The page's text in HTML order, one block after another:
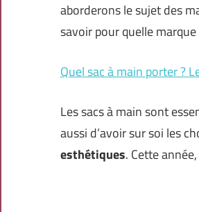
aborderons le sujet des
savoir pour quelle
Quel sac à main porter ?
Les sacs à main sont
aussi d’avoir sur soi les
esthétiques. Cette